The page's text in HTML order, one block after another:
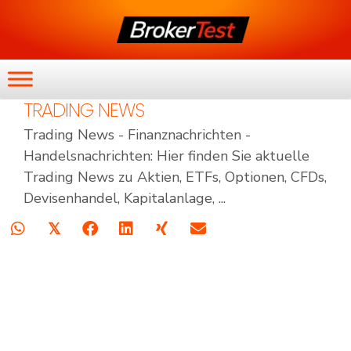
TRADING NEWS
Trading News - Finanznachrichten -
Handelsnachrichten: Hier finden Sie aktuelle
Trading News zu Aktien, ETFs, Optionen, CFDs,
Devisenhandel, Kapitalanlage, ...
𝕏